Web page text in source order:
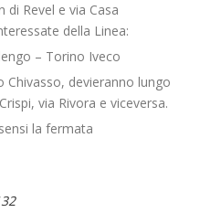
Revel e via Casa
della Linea:
– Torino Iveco
Chivasso, devieranno lungo
via Rivora e viceversa.
la fermata